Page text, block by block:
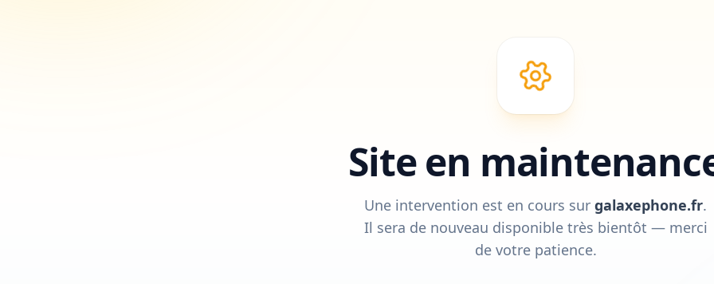
Site en
Une intervention est en cours sur galaxephone.fr.
Il sera de nouveau disponible très bientôt — merci
de votre patience.